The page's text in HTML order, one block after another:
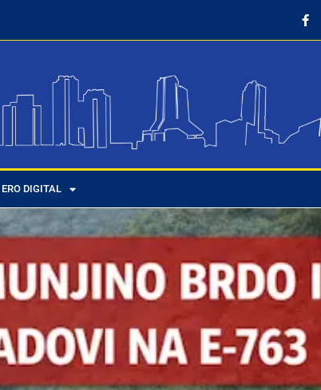
ERO DIGITAL